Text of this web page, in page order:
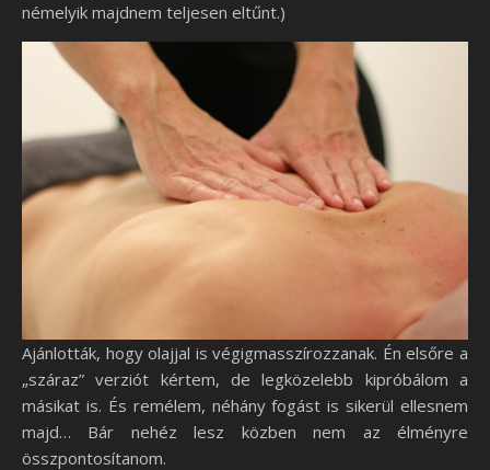
némelyik majdnem teljesen eltűnt.)
Ajánlották, hogy olajjal is végigmasszírozzanak. Én elsőre a
„száraz” verziót kértem, de legközelebb kipróbálom a
másikat is. És remélem, néhány fogást is sikerül ellesnem
majd… Bár nehéz lesz közben nem az élményre
összpontosítanom.